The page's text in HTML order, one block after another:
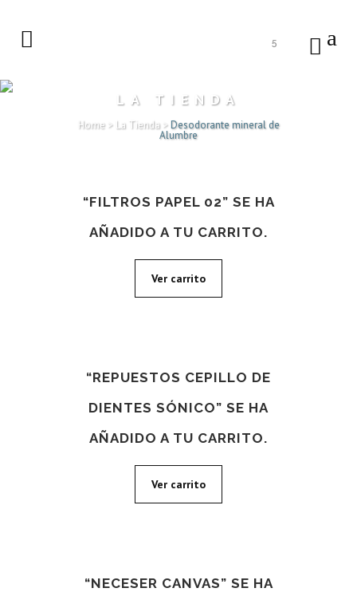
5
LA TIENDA
Home> La Tienda>Desodorante mineral de
Alumbre
“FILTROS PAPEL 02” SE HA
AÑADIDO A TU CARRITO.
Ver carrito
“REPUESTOS CEPILLO DE
DIENTES SÓNICO” SE HA
AÑADIDO A TU CARRITO.
Ver carrito
“NECESER CANVAS” SE HA